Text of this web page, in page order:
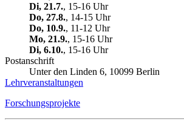
Di, 21.7., 15-16 Uhr
Do, 27.8., 14-15 Uhr
Do, 10.9., 11-12 Uhr
Mo, 21.9., 15-16 Uhr
Di, 6.10., 15-16 Uhr
Postanschrift
Unter den Linden 6, 10099 Berlin
Lehrveranstaltungen
Forschungsprojekte